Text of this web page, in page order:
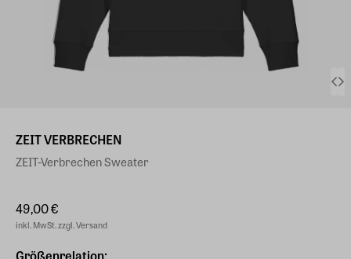
ZEIT VERBRECHEN
ZEIT-Verbrechen Sweater
49,00 €
inkl. MwSt. zzgl. Versand